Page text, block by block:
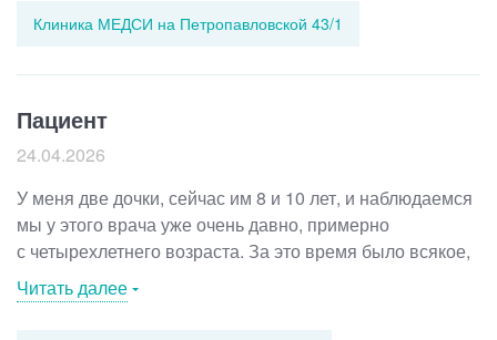
эффективное лечение и необходимые обследования.
моё тяжёлое состояние значительно улучшилось
уже через несколько дней, процесс восстановления
прошёл без осложнений. Весной 2026 года обратилась
с невыносимой мышечной болью,
не могла нормально сидеть, стоять и передвигаться.
Александр Владимирович оперативно определил,
что причина – это энтезопатия грушевидной мышцы.
Объяснил, как именно происходит спазм, и назначил
лечение, направленное на устранение воспаления
Клиника МЕДСИ на Петропавловской 43/1
Пациент
24.04.2026
У меня две дочки, сейчас им 8 и 10 лет, и наблюдаемся
мы у этого врача уже очень давно, примерно
с четырехлетнего возраста. За это время было всякое,
простуды, вирусы, температура, моменты, когда
реально страшно. Но врач буквально приводила нас
Читать далее